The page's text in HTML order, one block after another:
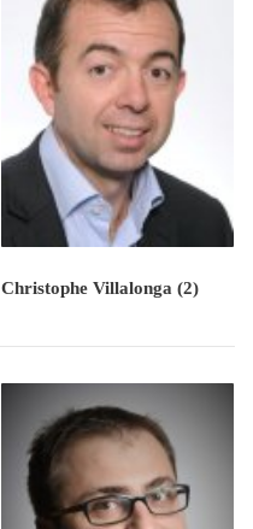
Christophe Villalonga (2)